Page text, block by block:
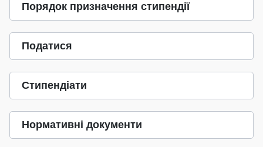
Порядок призначення стипендії
Податися
Стипендіати
Нормативні документи